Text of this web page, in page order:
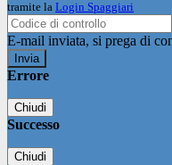
tramite la Login Spaggiari
E-mail inviata, si prega di
Errore
Chiudi
Successo
Chiudi